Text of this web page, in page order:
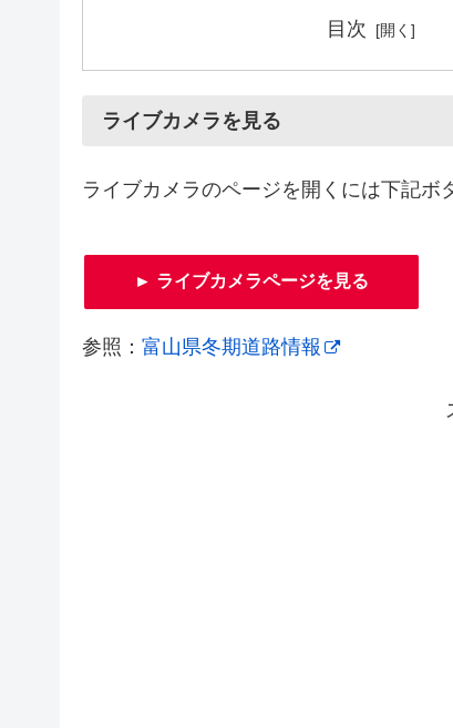
目次
ライブカメラを見る
ライブカメラのページを開くには下記ボ
► ライブカメラページを見る
参照： 富山県冬期道路情報